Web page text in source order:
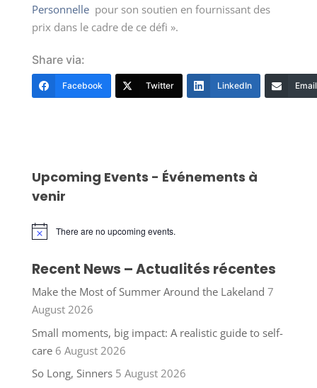
Personnelle pour son soutien en fournissant des
prix dans le cadre de ce défi ».
Share via:
Facebook Twitter LinkedIn Email
Upcoming Events - Événements à
venir
Notice There are no upcoming events.
Recent News – Actualités récentes
Make the Most of Summer Around the Lakeland 7
August 2026
Small moments, big impact: A realistic guide to self-
care 6 August 2026
So Long, Sinners 5 August 2026